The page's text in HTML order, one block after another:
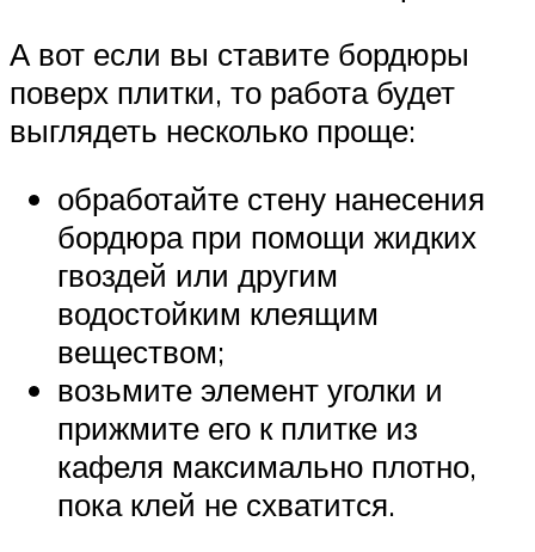
А вот если вы ставите бордюры
поверх плитки, то работа будет
выглядеть несколько проще:
обработайте стену нанесения
бордюра при помощи жидких
гвоздей или другим
водостойким клеящим
веществом;
возьмите элемент уголки и
прижмите его к плитке из
кафеля максимально плотно,
пока клей не схватится.